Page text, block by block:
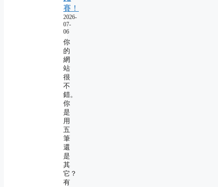
賽！
2026-
07-
06
你
的
網
站
很
不
錯。
你
是
用
五
筆
還
是
其
它？
有